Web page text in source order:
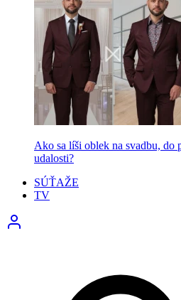
Ako sa líši oblek na svadbu, do
udalosti?
SÚŤAŽE
TV